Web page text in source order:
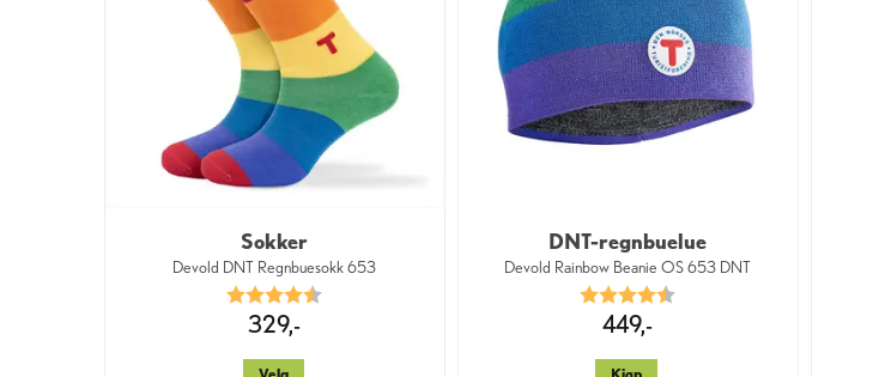
Sokker
Devold DNT Regnbuesokk 653
Karakter:
329,-
DNT-regnbuelue
Devold Rainbow Beanie OS 653 DNT
Karakter:
449,-